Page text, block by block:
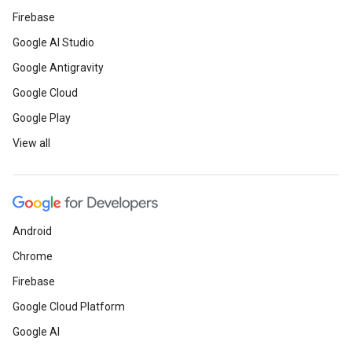
Firebase
Google AI Studio
Google Antigravity
Google Cloud
Google Play
View all
Android
Chrome
Firebase
Google Cloud Platform
Google AI